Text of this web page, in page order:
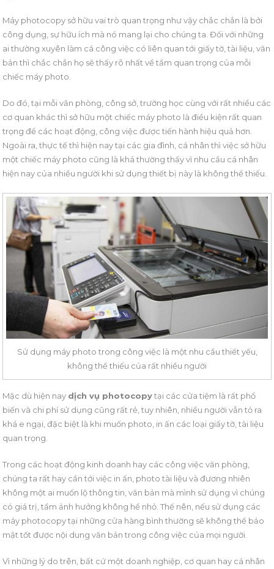
Máy photocopy sở hữu vai trò quan trọng như vậy chắc chắn là bởi
công dụng, sự hữu ích mà nó mang lại cho chúng ta. Đối với những
ai thường xuyên làm cá công việc có liên quan tới giấy tờ, tài liệu, văn
bản thì chắc chắn họ sẽ thấy rõ nhất về tầm quan trọng của mỗi
chiếc máy photo.
Do đó, tại mỗi văn phòng, công sở, trường học cùng với rất nhiều các
cơ quan khác thì sở hữu một chiếc máy photo là điều kiện rất quan
trọng để các hoạt động, công việc được tiến hành hiệu quả hơn.
Ngoài ra, thực tế thì hiện nay tại các gia đình, cá nhân thì việc sở hữu
một chiếc máy photo cũng là khá thường thấy vì nhu cầu cá nhân
hiện nay của nhiều người khi sử dụng thiết bị này là không thể thiếu.
Sử dụng máy photo trong công việc là một nhu cầu thiết yếu,
không thể thiếu của rất nhiều người
Mặc dù hiện nay dịch vụ photocopytại các cửa tiệm là rất phổ
biến và chi phí sử dụng cũng rất rẻ, tuy nhiên, nhiều người vẫn tỏ ra
khá e ngại, đặc biệt là khi muốn photo, in ấn các loại giấy tờ, tài liệu
quan trọng.
Trong các hoạt động kinh doanh hay các công việc văn phòng,
chúng ta rất hay cần tới việc in ấn, photo tài liệu và đương nhiên
không một ai muốn lộ thông tin, văn bản mà mình sử dụng vì chúng
có giá trị, tầm ảnh hưởng không hề nhỏ. Thế nên, nếu sử dụng các
máy photocopy tại những cửa hàng bình thường sẽ không thể bảo
mật tốt được nội dung văn bản trong công việc của mọi người.
Vì những lý do trên, bất cứ một doanh nghiệp, cơ quan hay cá nhân